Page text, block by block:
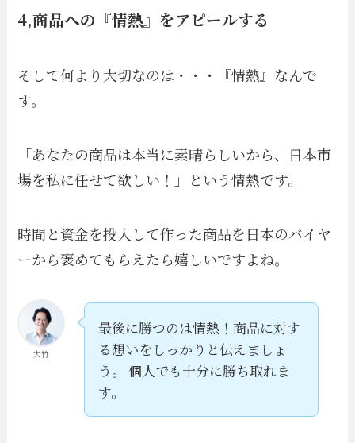
4,商品への『情熱』をアピールする
そして何より大切なのは・・・『情熱』なんで
す。
「あなたの商品は本当に素晴らしいから、日本市
場を私に任せて欲しい！」という情熱です。
時間と資金を投入して作った商品を日本のバイヤ
ーから褒めてもらえたら嬉しいですよね。
大竹
最後に勝つのは情熱！商品に対す
る想いをしっかりと伝えましょ
う。 個人でも十分に勝ち取れま
す。